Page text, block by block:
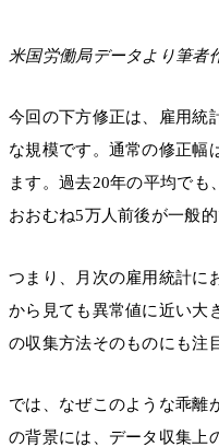
米国労働局データより筆者
今回の下方修正は、雇用統
な規模です。通常の修正幅
ます。過去20年の平均でも
おおむね5万人前後が一般的
つまり、月次の雇用統計に
から見ても異常値に近い大
の収集方法そのものにも注
では、なぜこのような乖離
の背景には、データ収集上